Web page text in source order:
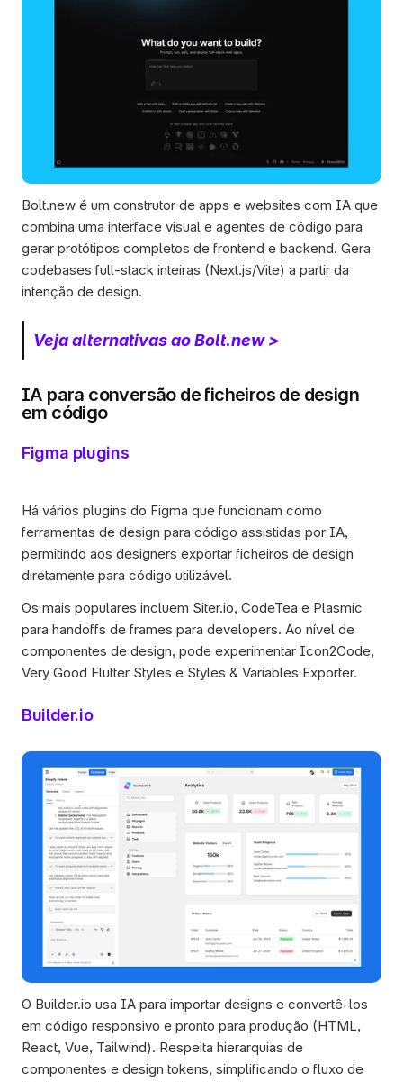
Bolt.new é um construtor de apps e websites com IA que
combina uma interface visual e agentes de código para
gerar protótipos completos de frontend e backend. Gera
codebases full-stack inteiras (Next.js/Vite) a partir da
intenção de design.
Veja alternativas ao Bolt.new >
IA para conversão de ficheiros de design
em código
Figma plugins
Há vários plugins do Figma que funcionam como
ferramentas de design para código assistidas por IA,
permitindo aos designers exportar ficheiros de design
diretamente para código utilizável.
Os mais populares incluem Siter.io, CodeTea e Plasmic
para handoffs de frames para developers. Ao nível de
componentes de design, pode experimentar Icon2Code,
Very Good Flutter Styles e Styles & Variables Exporter.
Builder.io
O Builder.io usa IA para importar designs e convertê-los
em código responsivo e pronto para produção (HTML,
React, Vue, Tailwind). Respeita hierarquias de
componentes e design tokens, simplificando o fluxo de